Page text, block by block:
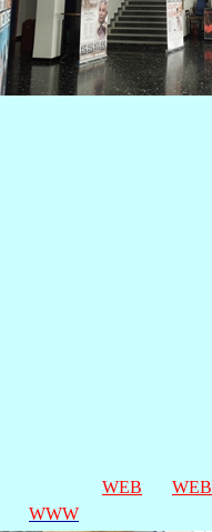
WEB
WEB
WWW